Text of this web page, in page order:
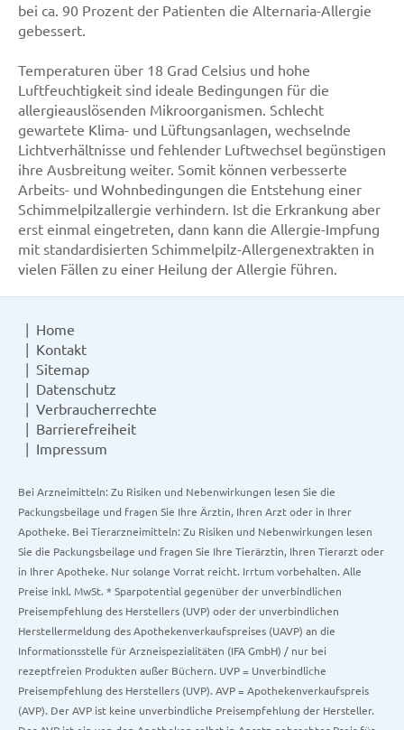
bei ca. 90 Prozent der Patienten die Alternaria-Allergie
gebessert.
Temperaturen über 18 Grad Celsius und hohe
Luftfeuchtigkeit sind ideale Bedingungen für die
allergieauslösenden Mikroorganismen. Schlecht
gewartete Klima- und Lüftungsanlagen, wechselnde
Lichtverhältnisse und fehlender Luftwechsel begünstigen
ihre Ausbreitung weiter. Somit können verbesserte
Arbeits- und Wohnbedingungen die Entstehung einer
Schimmelpilzallergie verhindern. Ist die Erkrankung aber
erst einmal eingetreten, dann kann die Allergie-Impfung
mit standardisierten Schimmelpilz-Allergenextrakten in
vielen Fällen zu einer Heilung der Allergie führen.
Home
Kontakt
Sitemap
Datenschutz
Verbraucherrechte
Barrierefreiheit
Impressum
Bei Arzneimitteln: Zu Risiken und Nebenwirkungen lesen Sie die
Packungsbeilage und fragen Sie Ihre Ärztin, Ihren Arzt oder in Ihrer
Apotheke. Bei Tierarzneimitteln: Zu Risiken und Nebenwirkungen lesen
Sie die Packungsbeilage und fragen Sie Ihre Tierärztin, Ihren Tierarzt oder
in Ihrer Apotheke. Nur solange Vorrat reicht. Irrtum vorbehalten. Alle
Preise inkl. MwSt. * Sparpotential gegenüber der unverbindlichen
Preisempfehlung des Herstellers (UVP) oder der unverbindlichen
Herstellermeldung des Apothekenverkaufspreises (UAVP) an die
Informationsstelle für Arzneispezialitäten (IFA GmbH) / nur bei
rezeptfreien Produkten außer Büchern. UVP = Unverbindliche
Preisempfehlung des Herstellers (UVP). AVP = Apothekenverkaufspreis
(AVP). Der AVP ist keine unverbindliche Preisempfehlung der Hersteller.